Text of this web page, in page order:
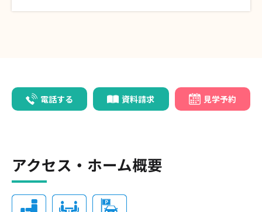
電話する 資料請求 見学予約
アクセス・ホーム概要